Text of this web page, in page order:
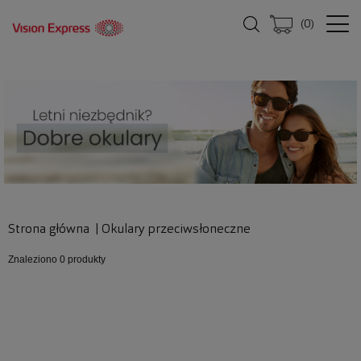
(0)
Strona główna Okulary przeciwsłoneczne
Znaleziono 0 produkty